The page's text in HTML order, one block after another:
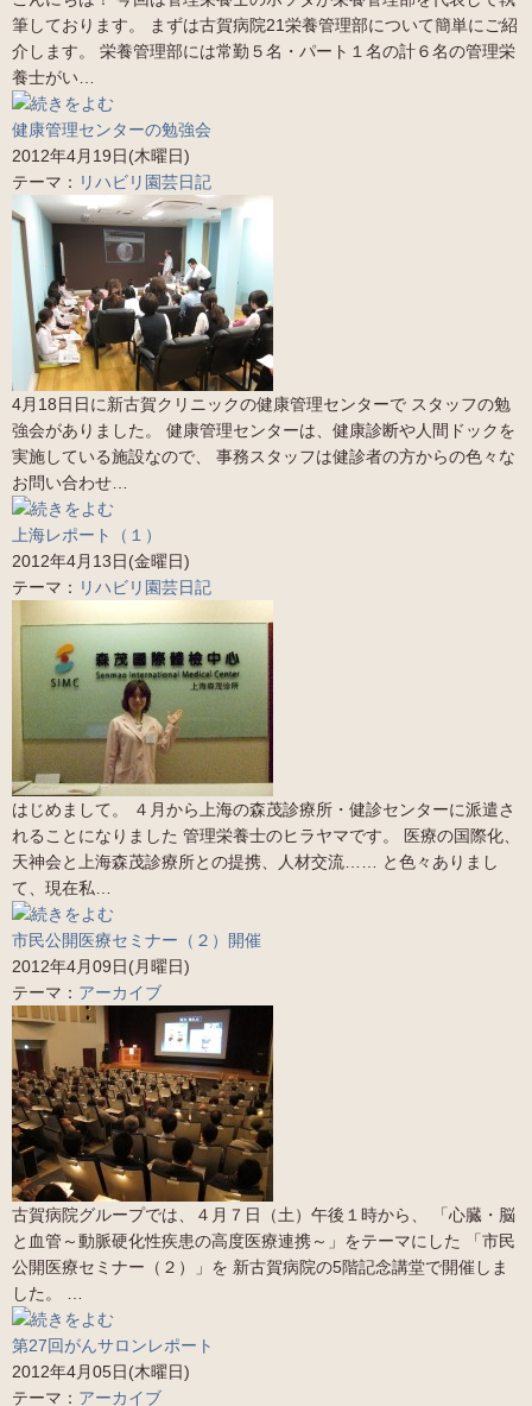
筆しております。 まずは古賀病院21栄養管理部について簡単にご紹
介します。 栄養管理部には常勤５名・パート１名の計６名の管理栄
養士がい…
健康管理センターの勉強会
2012年4月19日(木曜日)
テーマ： リハビリ園芸日記
4月18日日に新古賀クリニックの健康管理センターで スタッフの勉
強会がありました。 健康管理センターは、健康診断や人間ドックを
実施している施設なので、 事務スタッフは健診者の方からの色々な
お問い合わせ…
上海レポート（１）
2012年4月13日(金曜日)
テーマ： リハビリ園芸日記
はじめまして。 ４月から上海の森茂診療所・健診センターに派遣さ
れることになりました 管理栄養士のヒラヤマです。 医療の国際化、
天神会と上海森茂診療所との提携、人材交流…… と色々ありまし
て、現在私…
市民公開医療セミナー（２）開催
2012年4月09日(月曜日)
テーマ： アーカイブ
古賀病院グループでは、４月７日（土）午後１時から、 「心臓・脳
と血管～動脈硬化性疾患の高度医療連携～」をテーマにした 「市民
公開医療セミナー（２）」を 新古賀病院の5階記念講堂で開催しま
した。 …
第27回がんサロンレポート
2012年4月05日(木曜日)
テーマ： アーカイブ